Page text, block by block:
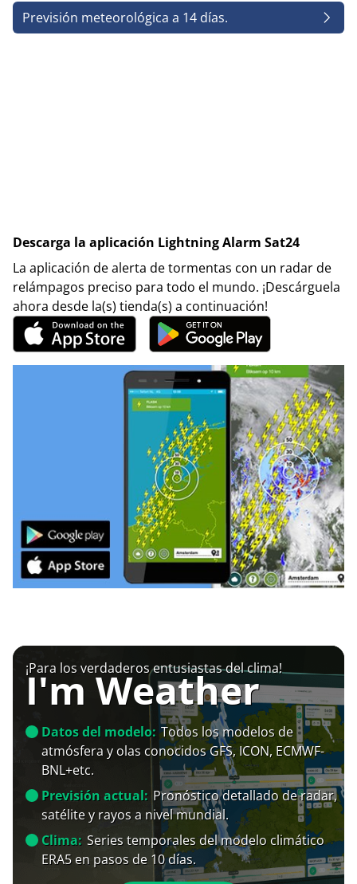
Previsión meteorológica a 14 días.
Descarga la aplicación Lightning Alarm Sat24
La aplicación de alerta de tormentas con un radar de
relámpagos preciso para todo el mundo. ¡Descárguela
ahora desde la(s) tienda(s) a continuación!
¡Para los verdaderos entusiastas del clima!
I'm Weather
Datos del modelo: Todos los modelos de
atmósfera y olas conocidos GFS, ICON, ECMWF-
BNL+etc.
Previsión actual: Pronóstico detallado de radar,
satélite y rayos a nivel mundial.
Clima: Series temporales del modelo climático
ERA5 en pasos de 10 días.